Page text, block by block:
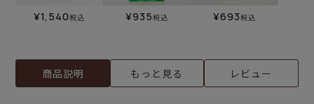
¥1,540税込 ¥935税込 ¥693税込
商品説明 もっと見る レビュー